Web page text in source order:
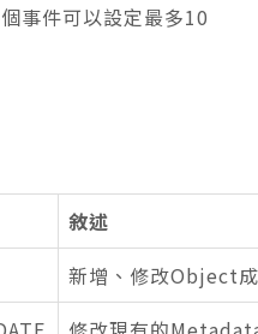
事件可以設定最多10
敘述
新增、修改Object